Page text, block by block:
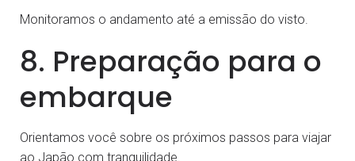
Monitoramos o andamento até a emissão do visto.
8. Preparação para o
embarque
Orientamos você sobre os próximos passos para viajar
ao Japão com tranquilidade.